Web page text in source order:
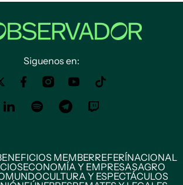
Siguenos en:
MEMBERREFERÍNACIONAL
ECONOMÍA Y EMPRESASAGRO
MUNDOCULTURA Y ESPECTÁCULOS